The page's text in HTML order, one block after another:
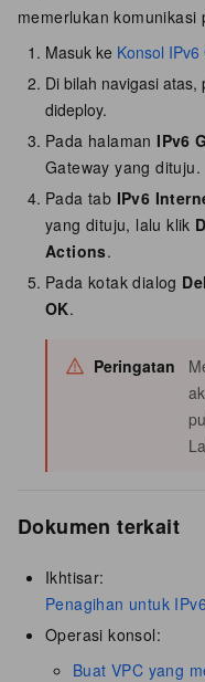
memerlukan komunikasi
Masuk ke Konsol IPv6
Di bilah navigasi atas,
dideploy.
Pada halaman IPv6
Gateway yang dituju.
Pada tab IPv6
yang dituju, lalu klik
Actions.
Pada kotak dialog
OK.
Peringatan
Dokumen terkait
Ikhtisar:
Penagihan untuk
Operasi konsol:
Buat VPC yang